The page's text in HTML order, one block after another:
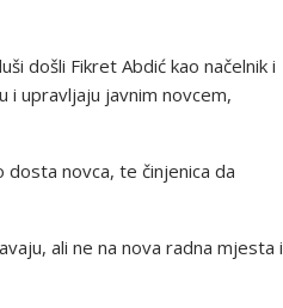
došli Fikret Abdić kao načelnik i
i upravljaju javnim novcem,
novca, te činjenica da
ali ne na nova radna mjesta i